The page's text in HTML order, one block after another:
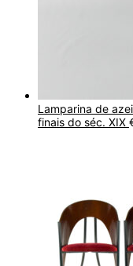
Lamparina de
finais do séc. XIX